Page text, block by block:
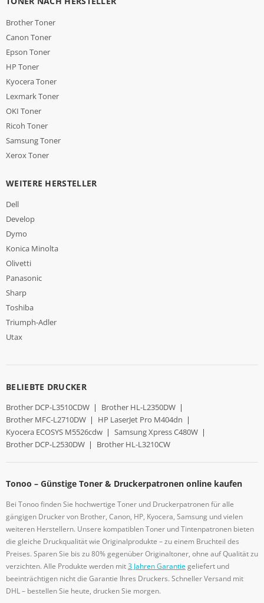
Brother Toner
Canon Toner
Epson Toner
HP Toner
Kyocera Toner
Lexmark Toner
OKI Toner
Ricoh Toner
Samsung Toner
Xerox Toner
WEITERE HERSTELLER
Dell
Develop
Dymo
Konica Minolta
Olivetti
Panasonic
Sharp
Toshiba
Triumph-Adler
Utax
BELIEBTE DRUCKER
Brother DCP-L3510CDW | Brother HL-L2350DW |
Brother MFC-L2710DW | HP LaserJet Pro M404dn |
Kyocera ECOSYS M5526cdw | Samsung Xpress C480W |
Brother DCP-L2530DW | Brother HL-L3210CW
Tonoo – Günstige Toner & Druckerpatronen online kaufen
Bei Tonoo finden Sie hochwertige Toner und Druckerpatronen für alle
gängigen Drucker von Brother, Canon, HP, Kyocera, Samsung und vielen
weiteren Herstellern. Unsere kompatiblen Toner und Tintenpatronen bieten
die gleiche Druckqualität wie Originalprodukte – zu einem Bruchteil des
Preises. Sparen Sie bis zu 80% gegenüber Originaltoner, ohne auf Qualität zu
verzichten. Alle Produkte werden mit3 Jahren Garantiegeliefert und
beeinträchtigen nicht die Garantie Ihres Druckers. Schneller Versand mit
DHL – bestellen Sie heute, drucken Sie morgen.